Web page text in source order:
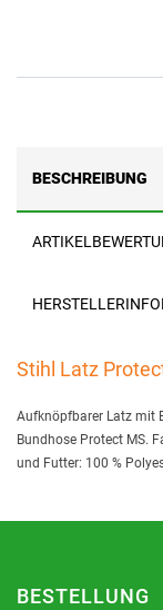
BESCHREIBUNG
Stihl Latz
Aufknöpfbarer Latz mit
Bundhose Protect MS.
und Futter: 100 %
BESTELLUNG